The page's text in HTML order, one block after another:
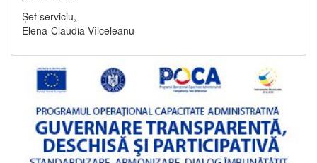
Șef serviciu,
Elena-Claudia Vîlceleanu